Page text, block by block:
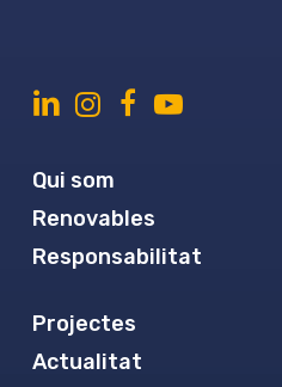
Qui som
Renovables
Responsabilitat
Projectes
Actualitat